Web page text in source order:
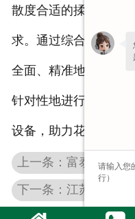
散度合适的揉丝堆积
求。通过综合以上多
全面、精准地判断花
针对性地进行产品优
设备，助力花生秸秆